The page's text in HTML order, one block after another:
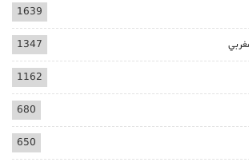
1639
1347
1162
680
650